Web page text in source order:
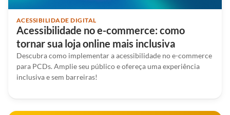
ACESSIBILIDADE DIGITAL
Acessibilidade no e-commerce: como
tornar sua loja online mais inclusiva
Descubra como implementar a acessibilidade no e-commerce
para PCDs. Amplie seu público e ofereça uma experiência
inclusiva e sem barreiras!